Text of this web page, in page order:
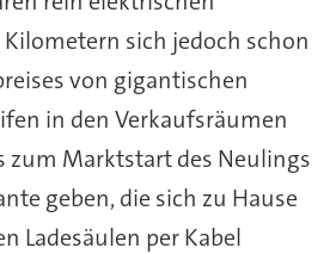
sich jedoch schon
von gigantischen
in den Verkaufsräumen
zum Marktstart des Neulings
geben, die sich zu Hause
Ladesäulen per Kabel